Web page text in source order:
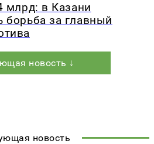
млрд: в Казани
борьба за главный
новость ↓
новость